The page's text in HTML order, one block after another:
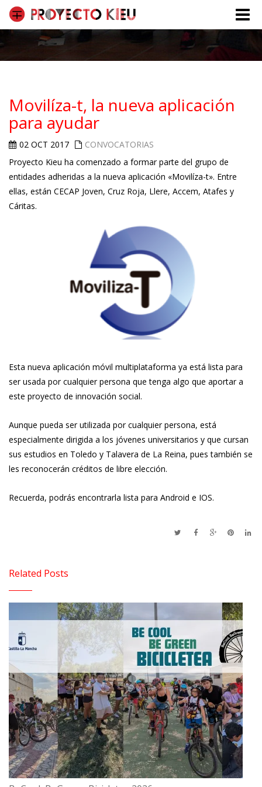
Toggle
Movilíza-t, la nueva aplicación
para ayudar
02 OCT 2017
CONVOCATORIAS
Proyecto Kieu ha comenzado a formar parte del grupo de
entidades adheridas a la nueva aplicación «Movilíza-t». Entre
ellas, están CECAP Joven, Cruz Roja, Llere, Accem, Atafes y
Cáritas.
Esta nueva aplicación móvil multiplataforma ya está lista para
ser usada por cualquier persona que tenga algo que aportar a
este proyecto de innovación social.
Aunque pueda ser utilizada por cualquier persona, está
especialmente dirigida a los jóvenes universitarios y que cursan
sus estudios en Toledo y Talavera de La Reina, pues también se
les reconocerán créditos de libre elección.
Recuerda, podrás encontrarla lista para Android e IOS.
Related Posts